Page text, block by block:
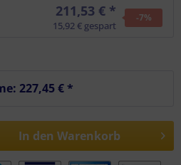
211,53 € *
15,92 € gespart
-7%
227,45 €*
In den Warenkorb